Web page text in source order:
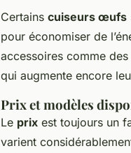
Certains cuiseurs œufs
pour économiser de
accessoires comme
qui augmente encore
Prix et modèles
Le prix est toujours un
varient